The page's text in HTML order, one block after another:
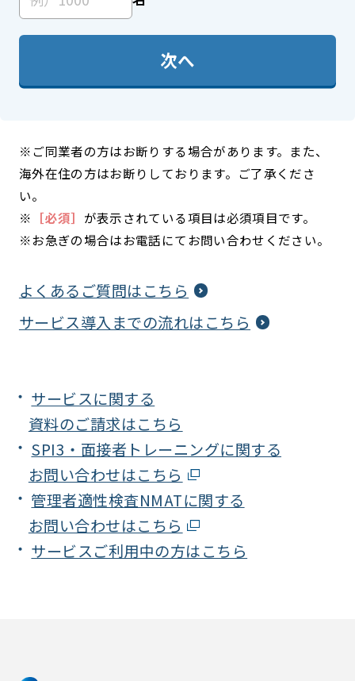
次へ
※ご同業者の方はお断りする場合があります。また、
海外在住の方はお断りしております。ご了承くださ
い。
※ ［必須］ が表示されている項目は必須項目です。
※お急ぎの場合はお電話にてお問い合わせください。
よくあるご質問はこちら
サービス導入までの流れはこちら
サービスに関する
資料のご請求はこちら
SPI3・面接者トレーニングに関する
お問い合わせはこちら
管理者適性検査NMATに関する
お問い合わせはこちら
サービスご利用中の方はこちら